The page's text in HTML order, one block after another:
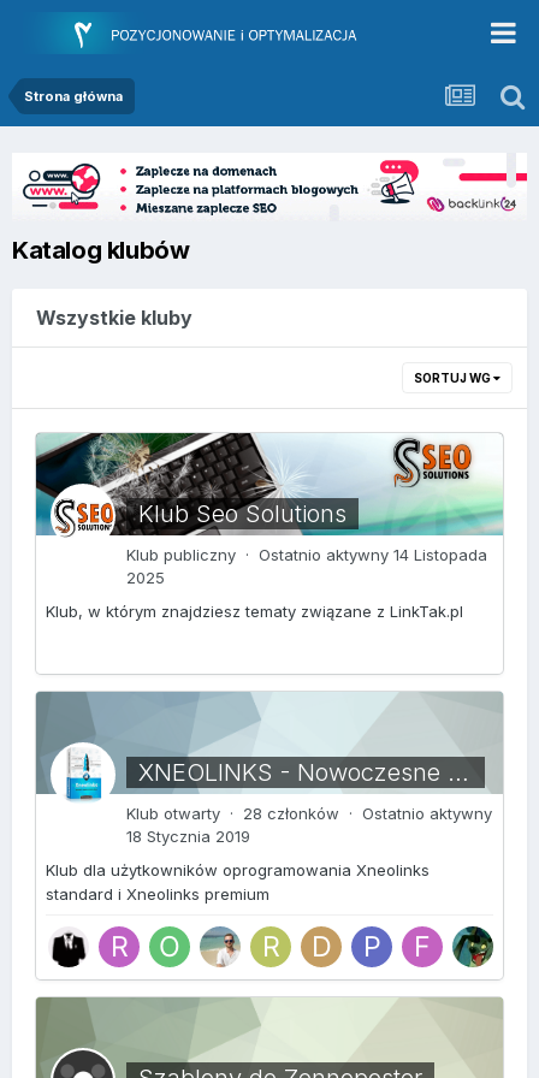
Strona główna
Katalog klubów
Wszystkie kluby
SORTUJ WG
Klub Seo Solutions
Klub publiczny · Ostatnio aktywny 14 Listopada
2025
Klub, w którym znajdziesz tematy związane z LinkTak.pl
XNEOLINKS - Nowoczesne oprogramowanie do pozycjonowania stron www
Klub otwarty · 28 członków · Ostatnio aktywny
18 Stycznia 2019
Klub dla użytkowników oprogramowania Xneolinks
standard i Xneolinks premium